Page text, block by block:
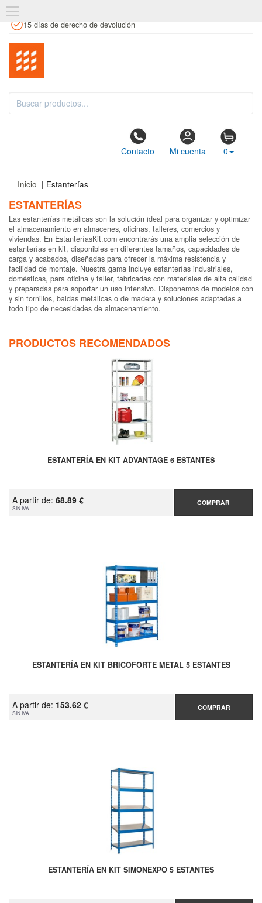
15 días de derecho de devolución
Contacto Mi cuenta 0
Inicio | Estanterías
ESTANTERÍAS
Las estanterías metálicas son la solución ideal para organizar y optimizar
el almacenamiento en almacenes, oficinas, talleres, comercios y
viviendas. En EstanteríasKit.com encontrarás una amplia selección de
estanterías en kit, disponibles en diferentes tamaños, capacidades de
carga y acabados, diseñadas para ofrecer la máxima resistencia y
facilidad de montaje. Nuestra gama incluye estanterías industriales,
domésticas, para oficina y taller, fabricadas con materiales de alta calidad
y preparadas para soportar un uso intensivo. Disponemos de modelos con
y sin tornillos, baldas metálicas o de madera y soluciones adaptadas a
todo tipo de necesidades de almacenamiento.
PRODUCTOS RECOMENDADOS
ESTANTERÍA EN KIT ADVANTAGE 6 ESTANTES
A partir de: 68.89 €
SIN IVA
COMPRAR
ESTANTERÍA EN KIT BRICOFORTE METAL 5 ESTANTES
A partir de: 153.62 €
SIN IVA
COMPRAR
ESTANTERÍA EN KIT SIMONEXPO 5 ESTANTES